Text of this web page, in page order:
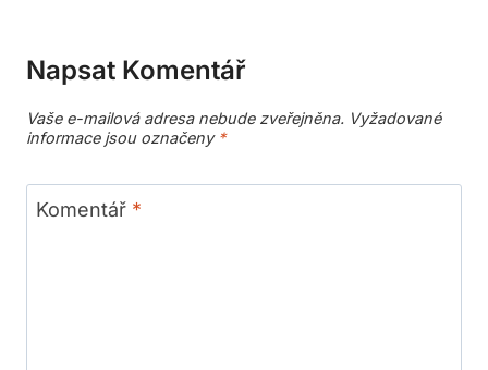
Napsat Komentář
Vaše e-mailová adresa nebude zveřejněna. Vyžadované
informace jsou označeny *
Komentář *